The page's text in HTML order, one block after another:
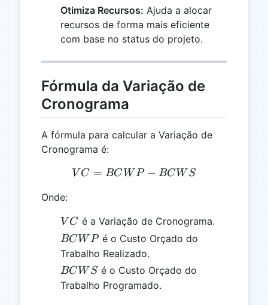
Otimiza Recursos: Ajuda a alocar
recursos de forma mais eficiente
com base no status do projeto.
Fórmula da Variação de
Cronograma
A fórmula para calcular a Variação de
Cronograma é:
VC = BCWP - BCWS
V C = BC WP − BCW S
Onde:
VC
V C é a Variação de Cronograma.
BCWP
BCWPé o Custo Orçado do
Trabalho Realizado.
BCWS
BCW S é o Custo Orçado do
Trabalho Programado.